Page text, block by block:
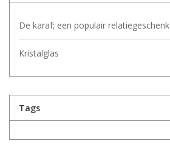
De karaf; een populair relatiegeschenk
Kristalglas
Tags